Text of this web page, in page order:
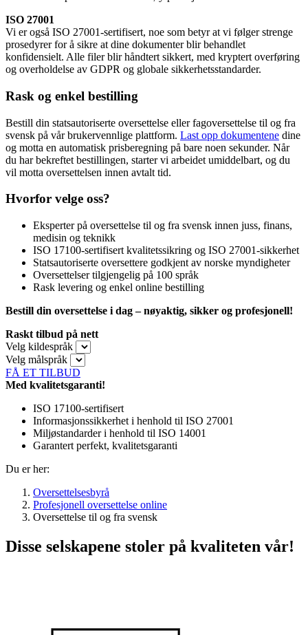
ISO 27001
Vi er også ISO 27001-sertifisert, noe som betyr at vi følger strenge
prosedyrer for å sikre at dine dokumenter blir behandlet
konfidensielt. Alle filer blir håndtert sikkert, med kryptert overføring
og overholdelse av GDPR og globale sikkerhetsstandarder.
Rask og enkel bestilling
Bestill din statsautoriserte oversettelse eller fagoversettelse til og fra
svensk på vår brukervennlige plattform. Last opp dokumentene dine
og motta en automatisk prisberegning på bare noen sekunder. Når
du har bekreftet bestillingen, starter vi arbeidet umiddelbart, og du
vil motta oversettelsen innen avtalt tid.
Hvorfor velge oss?
Eksperter på oversettelse til og fra svensk innen juss, finans,
medisin og teknikk
ISO 17100-sertifisert kvalitetssikring og ISO 27001-sikkerhet
Statsautoriserte oversettere godkjent av norske myndigheter
Oversettelser tilgjengelig på 100 språk
Rask levering og enkel online bestilling
Bestill din oversettelse i dag – nøyaktig, sikker og profesjonell!
Raskt tilbud på nett
Velg kildespråk
Velg målspråk
FÅ ET TILBUD
Med kvalitetsgaranti!
ISO 17100-sertifisert
Informasjonssikkerhet i henhold til ISO 27001
Miljøstandarder i henhold til ISO 14001
Garantert perfekt, kvalitetsgaranti
Du er her:
Oversettelsesbyrå
Profesjonell oversettelse online
Oversettelse til og fra svensk
Disse selskapene stoler på kvaliteten vår!